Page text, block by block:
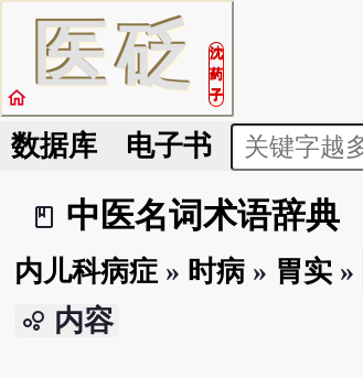
医砭
沈
药
子
home
数据库 电子书
book_2
中医名词术语辞典
内儿科病症» 时病» 胃实»
bubble_chart 内容